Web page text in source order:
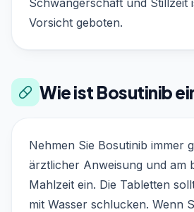
Schwangerschaft und Stillzeit
Vorsicht geboten.
Wie ist Bosutinib
Nehmen Sie Bosutinib immer
ärztlicher Anweisung und am
Mahlzeit ein. Die Tabletten
mit Wasser schlucken. Wenn